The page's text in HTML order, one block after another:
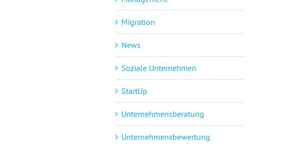
Migration
News
Soziale Unternehmen
StartUp
Unternehmensberatung
Unternehmensbewertung